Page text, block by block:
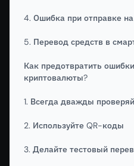
4. Ошибка при отправке
5. Перевод средств в
Как предотвратить
криптовалюты?
1. Всегда дважды
2. Используйте QR-коды
3. Делайте тестовый